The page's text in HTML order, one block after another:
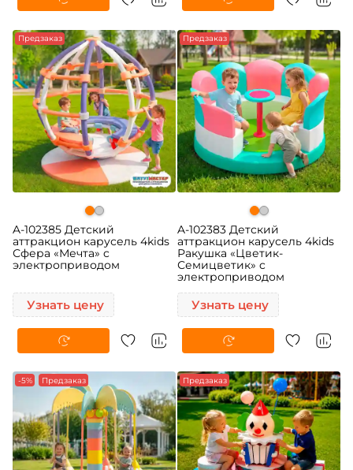
Предзаказ
A-102385 Детский
аттракцион карусель 4kids
Сфера «Мечта» c
электроприводом
Узнать цену
Предзаказ
A-102383 Детский
аттракцион карусель 4kids
Ракушка «Цветик-
Семицветик» c
электроприводом
Узнать цену
-5% Предзаказ Предзаказ